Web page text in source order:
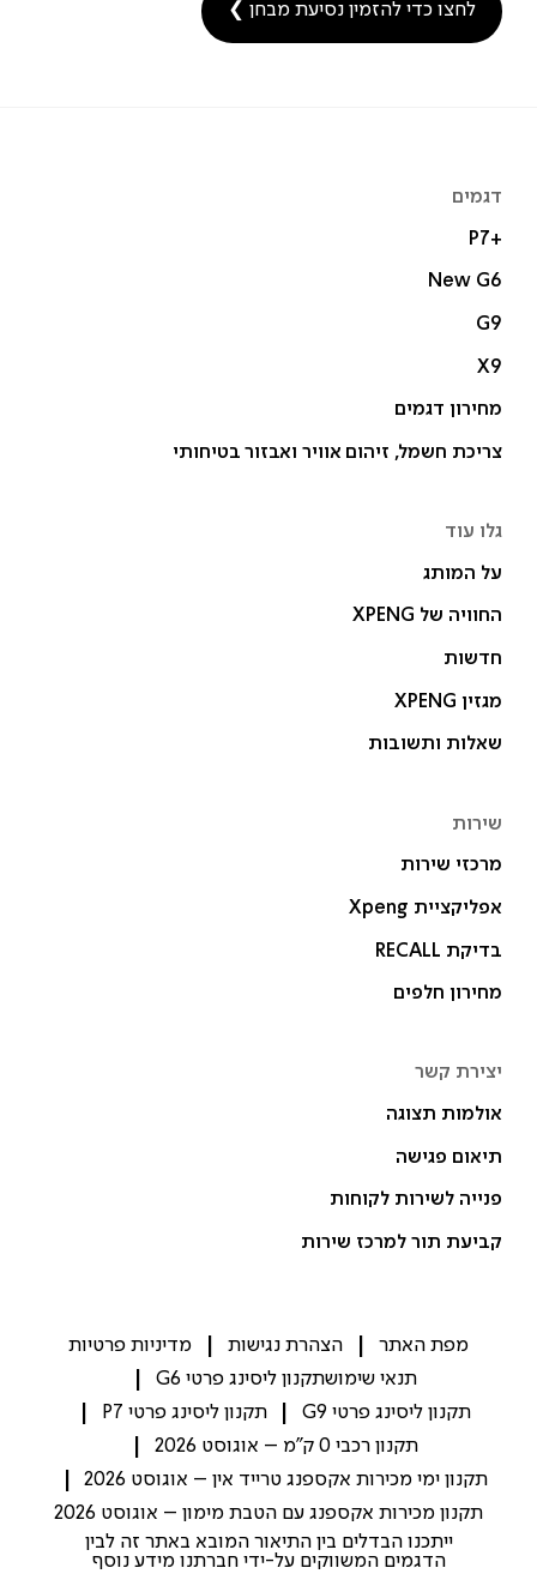
לחצו כדי להזמין נסיעת מבחן ❯
דגמים
P7+‎
New G6
G9
X9
מחירון דגמים
צריכת חשמל, זיהום אוויר ואבזור בטיחותי
גלו עוד
על המותג
החוויה של XPENG
חדשות
מגזין XPENG
שאלות ותשובות
שירות
מרכזי שירות
אפליקציית Xpeng
בדיקת RECALL
מחירון חלפים
יצירת קשר
אולמות תצוגה
תיאום פגישה
פנייה לשירות לקוחות
קביעת תור למרכז שירות
מפת האתר הצהרת נגישות
מדיניות פרטיות
תנאי שימושתקנון ליסינג פרטי G6
תקנון ליסינג פרטי G9
תקנון ליסינג פרטי P7
תקנון רכבי 0 ק"מ – אוגוסט 2026
תקנון ימי מכירות אקספנג טרייד אין – אוגוסט 2026
תקנון מכירות אקספנג עם הטבת מימון – אוגוסט 2026
ייתכנו הבדלים בין התיאור המובא באתר זה לבין
הדגמים המשווקים על-ידי חברתנו מידע נוסף